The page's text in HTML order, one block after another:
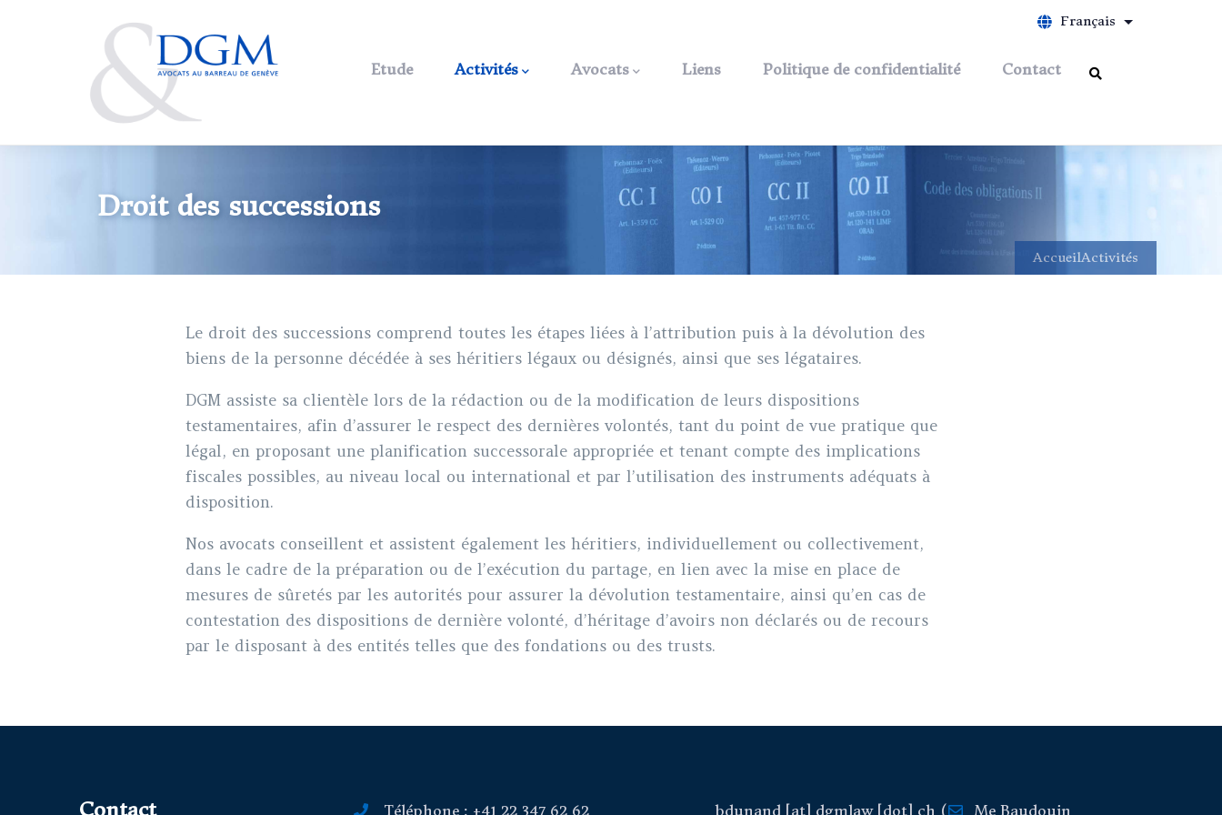
Français Lister les
Etude Activités Avocats Liens Politique de confidentialité Contact
Droit des successions
AccueilActivités
Le droit des successions comprend toutes les étapes liées à l’attribution puis à la dévolution des
biens de la personne décédée à ses héritiers légaux ou désignés, ainsi que ses légataires.
DGM assiste sa clientèle lors de la rédaction ou de la modification de leurs dispositions
testamentaires, afin d’assurer le respect des dernières volontés, tant du point de vue pratique que
légal, en proposant une planification successorale appropriée et tenant compte des implications
fiscales possibles, au niveau local ou international et par l’utilisation des instruments adéquats à
disposition.
Nos avocats conseillent et assistent également les héritiers, individuellement ou collectivement,
dans le cadre de la préparation ou de l’exécution du partage, en lien avec la mise en place de
mesures de sûretés par les autorités pour assurer la dévolution testamentaire, ainsi qu’en cas de
contestation des dispositions de dernière volonté, d’héritage d’avoirs non déclarés ou de recours
par le disposant à des entités telles que des fondations ou des trusts.
Contact Téléphone : +41 22 347 62 62 bdunand [at] dgmlaw[dot] ch ( Me Baudouin